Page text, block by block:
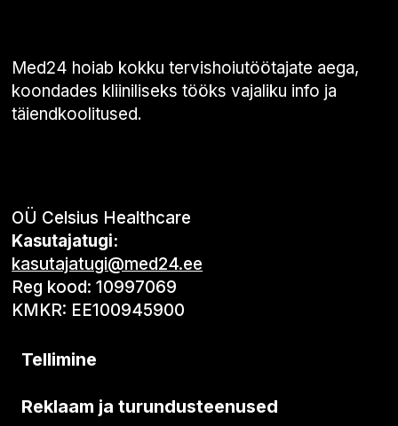
Med24 hoiab kokku tervishoiutöötajate aega,
koondades kliiniliseks tööks vajaliku info ja
täiendkoolitused.
OÜ Celsius Healthcare
Kasutajatugi:
kasutajatugi@med24.ee
Reg kood: 10997069
KMKR: EE100945900
Tellimine
Reklaam ja turundusteenused